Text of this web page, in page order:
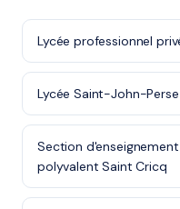
Lycée professionnel
Lycée Saint-John-Perse
Section
polyvalent Saint Cricq